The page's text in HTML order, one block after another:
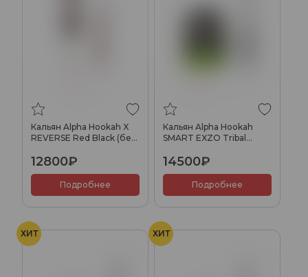
Кальян Alpha Hookah X
REVERSE Red Black (без
12800₽
Подробнее
Кальян Alpha Hookah
SMART EXZO Tribal
14500₽
Подробнее
ХИТ ХИТ